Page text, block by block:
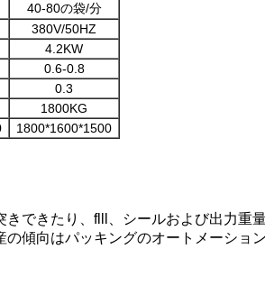
40-80の袋/分
380V/50HZ
4.2KW
0.6-0.8
0.3
1800KG
1800*1600*1500
できたり、flll、シールおよび出力重量
傾向はパッキングのオートメーショ